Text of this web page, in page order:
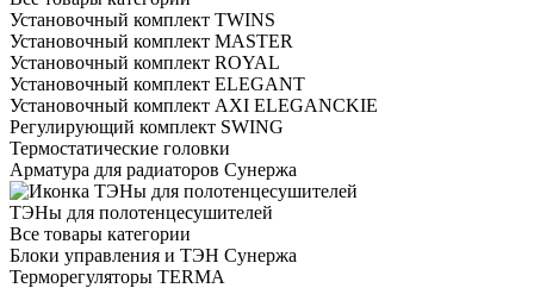
Установочный комплект TWINS
Установочный комплект MASTER
Установочный комплект ROYAL
Установочный комплект ELEGANT
Установочный комплект AXI ELEGANCKIE
Регулирующий комплект SWING
Термостатические головки
Арматура для радиаторов Сунержа
ТЭНы для полотенцесушителей
Все товары категории
Блоки управления и ТЭН Сунержа
Терморегуляторы TERMA